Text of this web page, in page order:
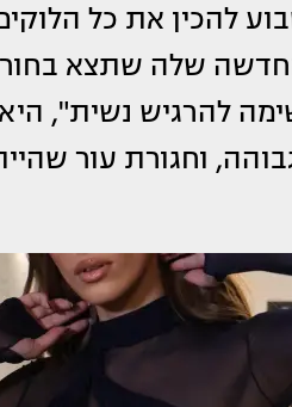
להכין את כל
להרגיש נשית",
וחגורת עור